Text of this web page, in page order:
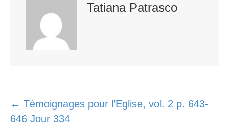
Tatiana Patrasco
Posts
← Témoignages pour l’Eglise, vol. 2 p. 643-
646 Jour 334